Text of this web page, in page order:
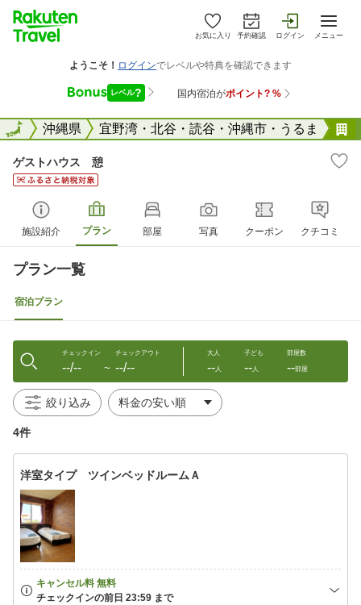
お気に入り 予約確認 ログイン メニュー
全国沖縄県 宜野湾・北谷・読谷・沖縄市・うるま
全国
ゲストハウス 憩
施設紹介 プラン 部屋 写真 クーポン クチコミ
プラン一覧
宿泊プラン
チェックイン
--/-- 〜
チェックアウト
--/--
大人
--人
子ども
--人
部屋数
--部屋
絞り込み
4件
洋室タイプ ツインベッドルームＡ